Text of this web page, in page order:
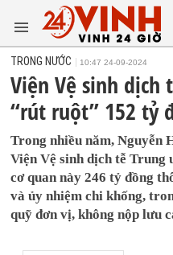
TRONG NƯỚC 10:47 24-09-2024
Viện Vệ sinh
“rút ruột” 152 tỷ
Trong nhiều năm, Nguyễn
Viện Vệ sinh dịch tễ
cơ quan này 246 tỷ đồng
và ủy nhiệm chi khống,
quỹ đơn vị, không nộp lưu